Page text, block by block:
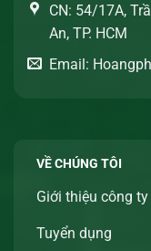
CN: 54/17A,
An, TP. HCM
Email:
VỀ CHÚNG TÔI
Giới thiệu công ty
Tuyển dụng